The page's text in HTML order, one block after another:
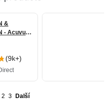
2 3 Další